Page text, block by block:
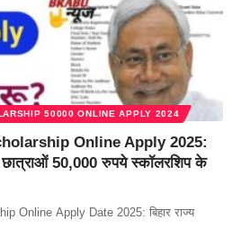
50000 ONLINE APPLY 2024
Online Apply 2025:
50,000 रुपये स्कॉलरशिप के
Online Apply Date 2025: बिहार राज्य